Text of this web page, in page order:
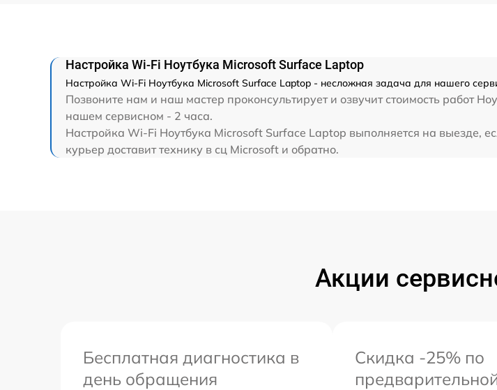
Настройка Wi-Fi Ноутбука Microsoft Surface Laptop
Настройка Wi-Fi Ноутбука Microsoft Surface Laptop - несложная задача для нашего
Позвоните нам и наш мастер проконсультирует и озвучит стоимость работ
нашем сервисном - 2 часа.
Настройка Wi-Fi Ноутбука Microsoft Surface Laptop выполняется на выезде,
курьер доставит технику в сц Microsoft и обратно.
Акции
Бесплатная диагностика в
день обращения
Скидка -25% по